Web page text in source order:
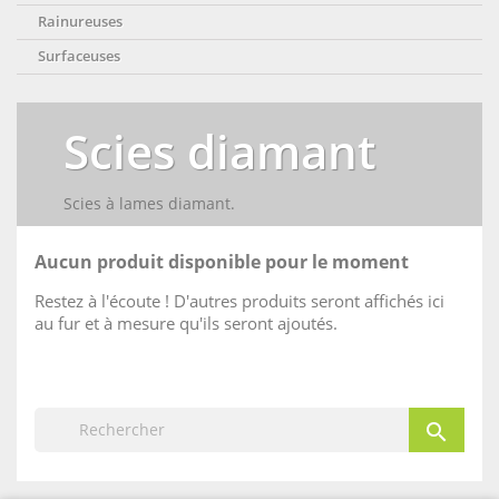
Rainureuses
Surfaceuses
Scies diamant
Scies à lames diamant.
Aucun produit disponible pour le moment
Restez à l'écoute ! D'autres produits seront affichés ici
au fur et à mesure qu'ils seront ajoutés.
search